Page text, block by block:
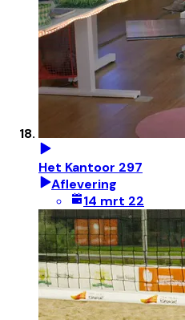
Het Kantoor 297
Aflevering
14 mrt 22